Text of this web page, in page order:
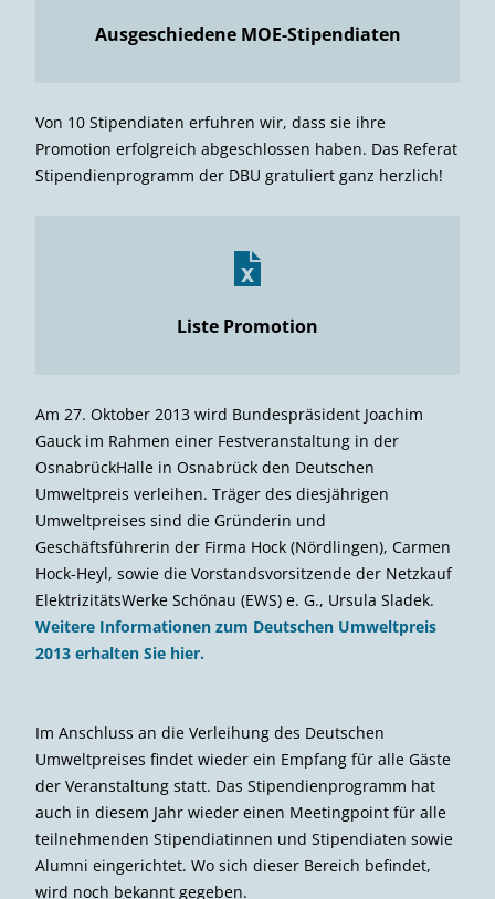
Ausgeschiedene MOE-Stipendiaten
Von 10 Stipendiaten erfuhren wir, dass sie ihre
Promotion erfolgreich abgeschlossen haben. Das Referat
Stipendienprogramm der DBU gratuliert ganz herzlich!
Liste Promotion
Am 27. Oktober 2013 wird Bundespräsident Joachim
Gauck im Rahmen einer Festveranstaltung in der
OsnabrückHalle in Osnabrück den Deutschen
Umweltpreis verleihen. Träger des diesjährigen
Umweltpreises sind die Gründerin und
Geschäftsführerin der Firma Hock (Nördlingen), Carmen
Hock-Heyl, sowie die Vorstandsvorsitzende der Netzkauf
ElektrizitätsWerke Schönau (EWS) e. G., Ursula Sladek.
Weitere Informationen zum Deutschen Umweltpreis
2013 erhalten Sie hier.
Im Anschluss an die Verleihung des Deutschen
Umweltpreises findet wieder ein Empfang für alle Gäste
der Veranstaltung statt. Das Stipendienprogramm hat
auch in diesem Jahr wieder einen Meetingpoint für alle
teilnehmenden Stipendiatinnen und Stipendiaten sowie
Alumni eingerichtet. Wo sich dieser Bereich befindet,
wird noch bekannt gegeben.